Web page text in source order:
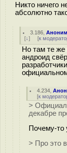
Никто ничего
абсолютно
3.186 ,Аноним
[↓] [к
Но там те
андроид
4.234 ,
[к
>
декабре
Почему-то
> Про это